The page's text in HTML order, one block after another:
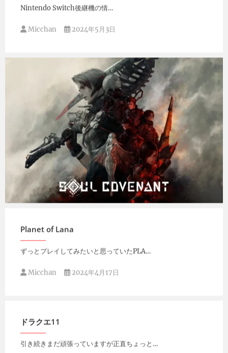
Nintendo Switch後継機の情…
Micchan 2024年5月3日
Planet of Lana
ずっとプレイしてみたいと思っていたPLA…
Micchan 2024年4月17日
ドラクエ11
引き続きまだ頑張っていますが正直ちょっと…